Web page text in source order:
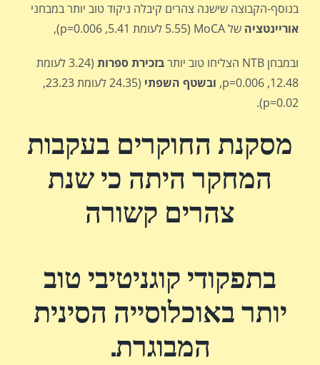
בנוסף-הקבוצה שישנה צהרים קיבלה ניקוד טוב יותר במבחני
אוריינטציה של MoCA (5.55 לעומת 5.41, p=0.006),
ובמבחן NTB הצליחו טוב יותר בזכירת ספרות
(3.24 לעומת
12.48, p=0.006,
ובשטף השפתי
(24.35 לעומת 23.23,
p=0.02).
מסקנת החוקרים בעקבות
המחקר היתה כי שנת
צהרים קשורה
בתפקודי קוגניטיבי טוב
יותר באוכלוסייה הסינית
המבוגרת.